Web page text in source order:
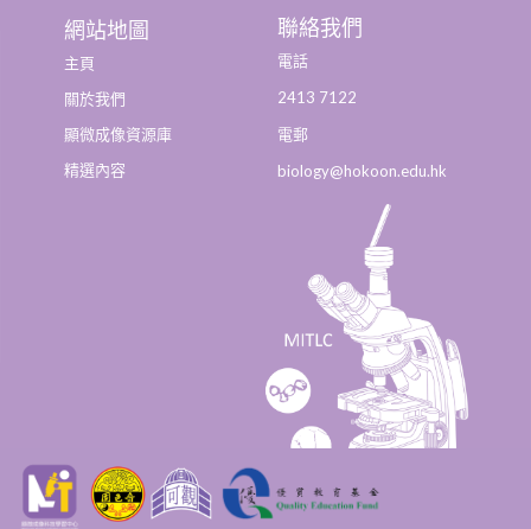
網站地圖
主頁
關於我們
顯微成像資源庫
精選內容
聯絡我們
電話
2413 7122
電郵
biology@hokoon.edu.hk​